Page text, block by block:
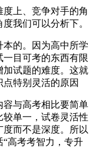
上、竞争对手的角
我们可以分析下。
本的。因为高中所学
目可考的东西有限
加试题的难度。这就
特别灵活的原因
容与高考相比要简单
单一，试卷灵活性
而不是深度。所以
高考考智力，专升